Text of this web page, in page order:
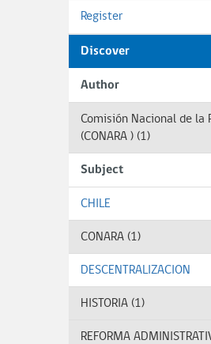
Register
Discover
Author
Comisión Nacional de la
(CONARA ) (1)
Subject
CHILE
CONARA (1)
DESCENTRALIZACION
HISTORIA (1)
REFORMA